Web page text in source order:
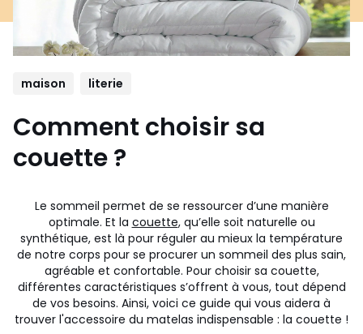
maison literie
Comment choisir sa
couette ?
Le sommeil permet de se ressourcer d’une manière
optimale. Et la couette, qu’elle soit naturelle ou
synthétique, est là pour réguler au mieux la température
de notre corps pour se procurer un sommeil des plus sain,
agréable et confortable. Pour choisir sa couette,
différentes caractéristiques s’offrent à vous, tout dépend
de vos besoins. Ainsi, voici ce guide qui vous aidera à
trouver l'accessoire du matelas indispensable : la couette !